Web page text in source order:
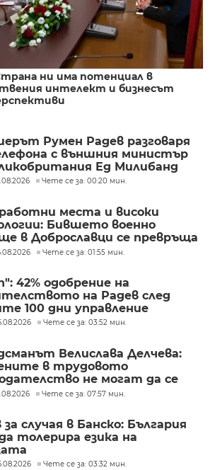
ни има потенциал в
интелект и бизнесът
Румен Радев разговаря
с външния министър
Ед Милибанд
Чете се за: 00:20 мин.
места и високи
Бившето военно
в Доброславци се превръща
космически център
Чете се за: 01:55 мин.
42% одобрение на
на Радев след
100 дни управление
Чете се за: 03:52 мин.
Велислава Делчева:
в трудовото
не могат да се
през бюджета
Чете се за: 07:57 мин.
за случая в Банско: България
толерира езика на
Чете се за: 03:32 мин.